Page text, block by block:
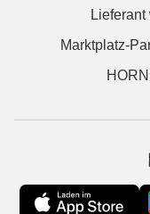
Marktplatz-